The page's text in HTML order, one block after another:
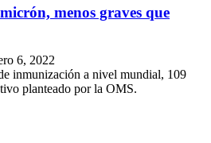
menos graves que
6, 2022
inmunización a nivel mundial, 109
planteado por la OMS.